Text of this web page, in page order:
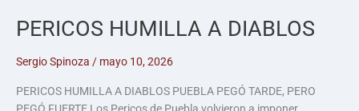
PERICOS HUMILLA A DIABLOS
Sergio Spinoza / mayo 10, 2026
PERICOS HUMILLA A DIABLOS PUEBLA PEGÓ TARDE, PERO